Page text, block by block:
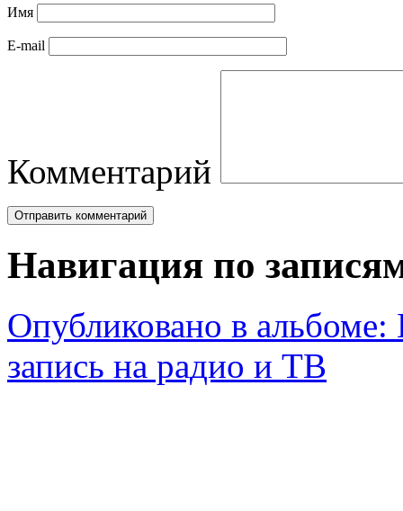
Имя
E-mail
Комментарий
Навигация по
Опубликовано в альбоме:
запись на радио и ТВ